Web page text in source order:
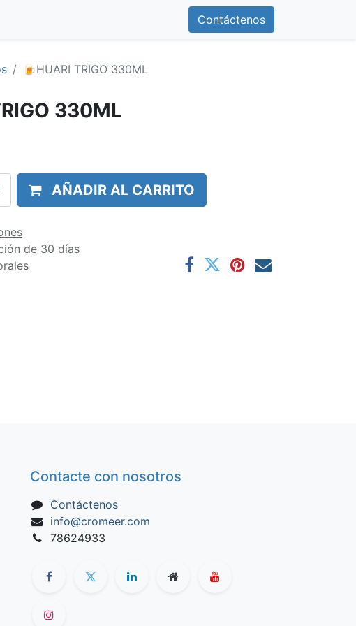
Contáctenos
🍺HUARI TRIGO 330ML
330ML
AÑADIR AL CARRITO
de 30 días
Contacte con nosotros
Contáctenos
info@cromeer.com
78624933​